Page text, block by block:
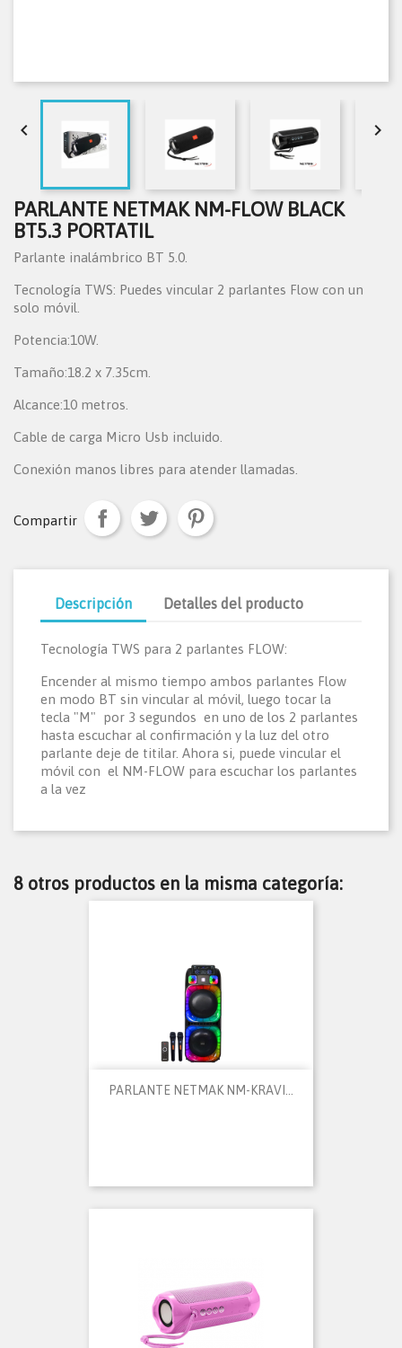
 
PARLANTE NETMAK NM-FLOW BLACK
BT5.3 PORTATIL
Parlante inalámbrico BT 5.0.
Tecnología TWS: Puedes vincular 2 parlantes Flow con un
solo móvil.
Potencia:10W.
Tamaño:18.2 x 7.35cm.
Alcance:10 metros.
Cable de carga Micro Usb incluido.
Conexión manos libres para atender llamadas.
Compartir
Descripción Detalles del producto
Tecnología TWS para 2 parlantes FLOW:
Encender al mismo tiempo ambos parlantes Flow
en modo BT sin vincular al móvil, luego tocar la
tecla "M" por 3 segundos en uno de los 2 parlantes
hasta escuchar al confirmación y la luz del otro
parlante deje de titilar. Ahora si, puede vincular el
móvil con el NM-FLOW para escuchar los parlantes
a la vez
8 otros productos en la misma categoría:
PARLANTE NETMAK NM-KRAVI...